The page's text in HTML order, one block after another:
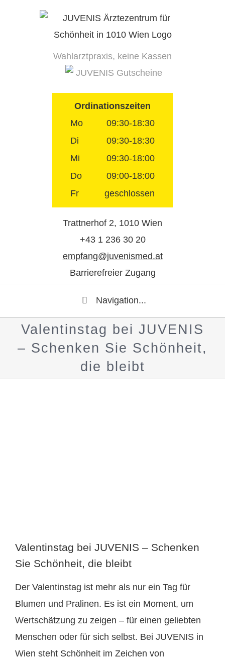
Ordinationszeiten
Mo
09:30-18:30
Di
09:30-18:30
Mi
09:30-18:00
Do
09:00-18:00
Fr
geschlossen
Trattnerhof 2, 1010 Wien
+43 1 236 30 20
empfang@juvenismed.at
Barrierefreier Zugang
Wahlarztpraxis, keine Kassen
JUVENIS Gutscheine
Navigation...
Valentinstag bei JUVENIS
– Schenken Sie Schönheit,
die bleibt
Valentinstag bei JUVENIS – Schenken
Sie Schönheit, die bleibt
Der Valentinstag ist mehr als nur ein Tag für
Blumen und Pralinen. Es ist ein Moment, um
Wertschätzung zu zeigen – für einen geliebten
Menschen oder für sich selbst. Bei JUVENIS in
Wien steht Schönheit im Zeichen von